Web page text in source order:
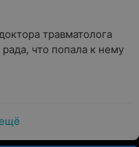
травматолога
что попала к нему